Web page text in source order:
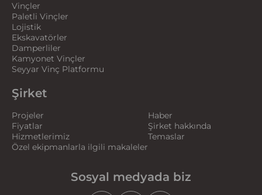
Vinçler
Paletli Vinçler
Lojistik
Ekskavatörler
Damperliler
Kamyonet Vinçler
Seyyar Vinç Platformu
Şirket
Projeler
Fiyatlar
Hizmetlerimiz
Özel ekipmanlarla ilgili makaleler
Haber
Şirket hakkında
Temaslar
Sosyal medyada biz